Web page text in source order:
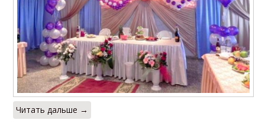
Читать дальше →